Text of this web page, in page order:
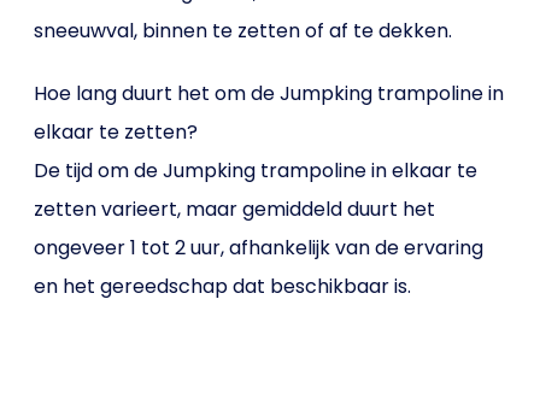
sneeuwval, binnen te zetten of af te dekken.
Hoe lang duurt het om de Jumpking trampoline in
elkaar te zetten?
De tijd om de Jumpking trampoline in elkaar te
zetten varieert, maar gemiddeld duurt het
ongeveer 1 tot 2 uur, afhankelijk van de ervaring
en het gereedschap dat beschikbaar is.